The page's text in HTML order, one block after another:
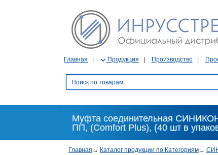
Главная Продукция Производство
Муфта соединительная
ПП, (Comfort Plus), (40 шт в
Главная → Каталог продукции по Категориям→